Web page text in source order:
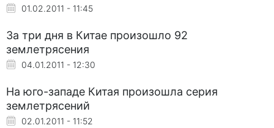
01.02.2011 - 11:45
За три дня в Китае произошло 92
землетрясения
04.01.2011 - 12:30
На юго-западе Китая произошла серия
землетрясений
02.01.2011 - 11:52